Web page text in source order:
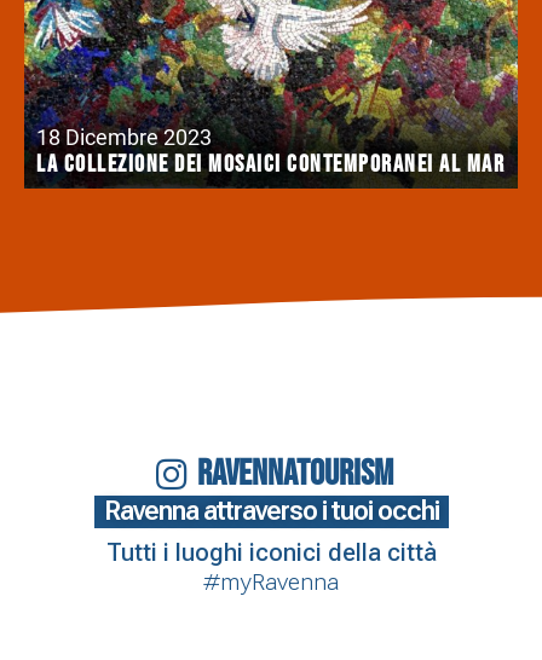
18 Dicembre 2023
La collezione dei mosaici contemporanei al Mar
RAVENNATOURISM
Ravenna attraverso i tuoi occhi
Tutti i luoghi iconici della città
#myRavenna